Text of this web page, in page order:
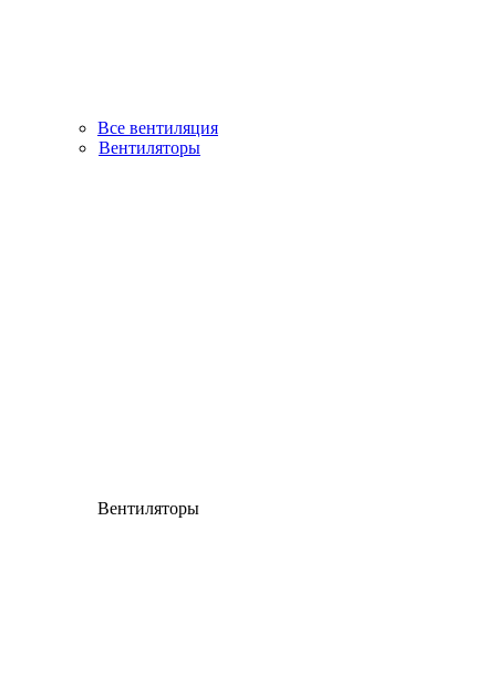
Все вентиляция
Вентиляторы
Вентиляторы